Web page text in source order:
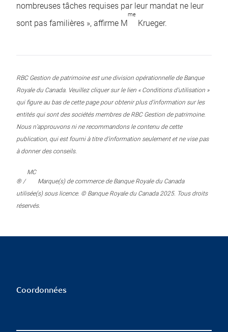
nombreuses tâches requises par leur mandat ne leur
sont pas familières », affirme M
me
Krueger.
RBC Gestion de patrimoine est une division opérationnelle de Banque
Royale du Canada. Veuillez cliquer sur le lien « Conditions d’utilisation »
qui figure au bas de cette page pour obtenir plus d’information sur les
entités qui sont des sociétés membres de RBC Gestion de patrimoine.
Nous n’approuvons ni ne recommandons le contenu de cette
publication, qui est fourni à titre d’information seulement et ne vise pas
à donner des conseils.
® /
MC
Marque(s) de commerce de Banque Royale du Canada
utilisée(s) sous licence. © Banque Royale du Canada 2025. Tous droits
réservés.
Coordonnées